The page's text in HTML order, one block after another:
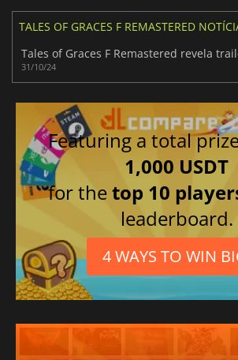
TALES OF GRACES F REMASTERED
31/10/24
Featuring a total
1,000 USDT
for thetop 10
leaderboard.
4 WAYS TO WIN